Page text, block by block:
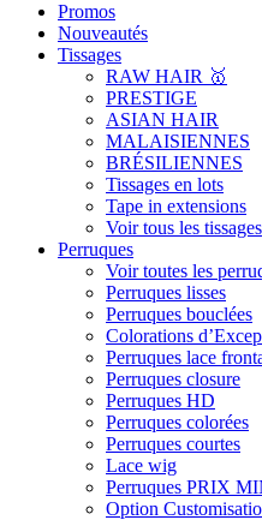
Promos
Nouveautés
Tissages
RAW HAIR 🥇
PRESTIGE
ASIAN HAIR
MALAISIENNES
BRÉSILIENNES
Tissages en lots
Tape in extensions
Voir tous les tissages
Perruques
Voir toutes les
Perruques lisses
Perruques bouclées
Colorations
Perruques lace
Perruques closure
Perruques HD
Perruques colorées
Perruques courtes
Lace wig
Perruques PRIX
Option